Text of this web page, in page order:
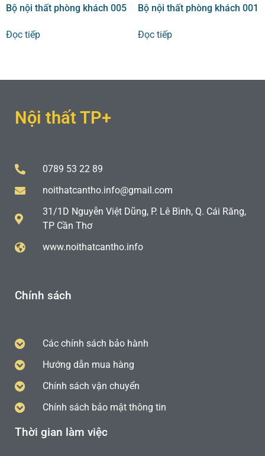
Bộ nội thất phòng khách 005
Đọc tiếp
Bộ nội thất phòng khách 001
Đọc tiếp
Nội thất TP+
0789 53 22 89
noithatcantho.info@gmail.com
31/1D Nguyễn Việt Dũng, P. Lê Bình, Q. Cái Răng,
TP Cần Thơ
www.noithatcantho.info
Chính sách
Các chính sách bảo hành
Hướng dẫn mua hàng
Chính sách vận chuyển
Chính sách bảo mật thông tin
Thời gian làm việc